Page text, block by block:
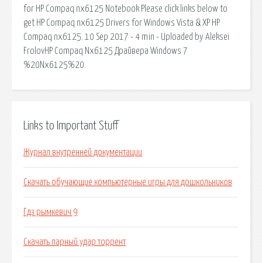
for HP Compaq nx6125 Notebook Please click links below to
get HP Compaq nx6125 Drivers for Windows Vista & XP HP
Compaq nx6125. 10 Sep 2017 - 4 min - Uploaded by Aleksei
FrolovHP Compaq Nx6125 Драйвера Windows 7
%20Nx6125%20.
Links to Important Stuff
Журнал внутренней документации
Скачать обучающие компьютерные игры для дошкольников
Гдз рымкевич 9
Скачать парный удар торрент